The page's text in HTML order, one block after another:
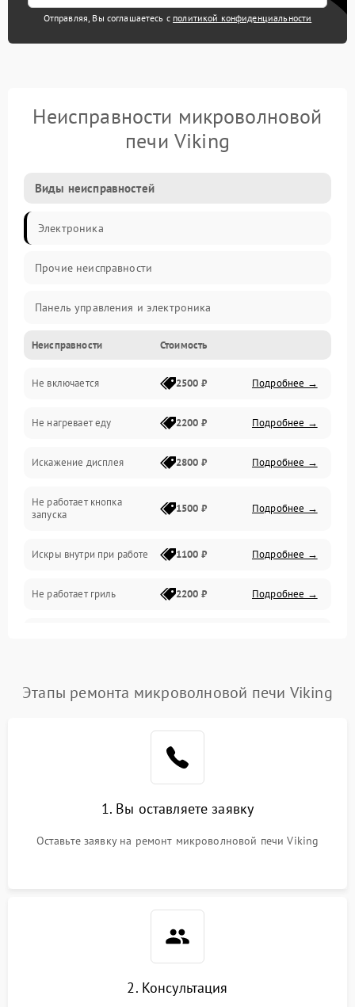
Отправляя, Вы соглашаетесь с политикой конфиденциальности
Неисправности микроволновой
печи Viking
Виды неисправностей
Электроника
Прочие неисправности
Панель управления и электроника
Дверца и корпус
Механика и внутренние элементы
Механические повреждения
Питание и запуск
Нагрев и приготовление
Программное обеспечение
Неисправности Стоимость
Не включается 2500 ₽ Подробнее →
Не нагревает еду 2200 ₽ Подробнее →
Искажение дисплея 2800 ₽ Подробнее →
Не работает кнопка
запуска
1500 ₽ Подробнее →
Искры внутри при работе 1100 ₽ Подробнее →
Не работает гриль 2200 ₽ Подробнее →
Подробнее →
2200 ₽
Не работают сенсорные
1000 ₽
Этапы ремонта микроволновой печи Viking
1. Вы оставляете заявку
Оставьте заявку на ремонт микроволновой печи Viking
2. Консультация